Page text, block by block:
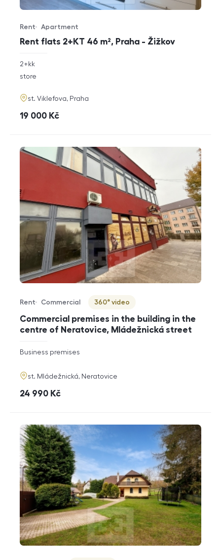
Rent flats 2+KT 46 m², Praha - Žižkov
Offer type
Rent
Property type
Apartment
rozměry
disposition
2+kk
funkce
store
adresa
st. Viklefova, Praha
cena
19 000 Kč
Commercial premises in the building in the
centre of Neratovice, Mládežnická street
Offer type
Rent
Property type
Commercial
Virtuální prohlídka
360° video
rozměry
disposition
Business premises
adresa
st. Mládežnická, Neratovice
cena
24 990 Kč